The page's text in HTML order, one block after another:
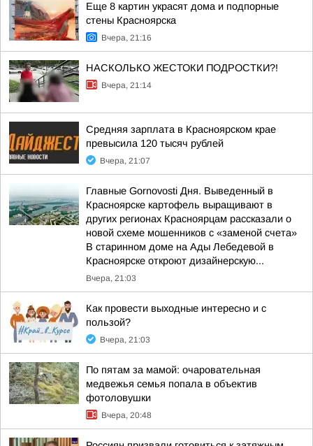
Еще 8 картин украсят дома и подпорные
стены Красноярска
Вчера, 21:16
НАСКОЛЬКО ЖЕСТОКИ ПОДРОСТКИ?!
Вчера, 21:14
Средняя зарплата в Красноярском крае
превысила 120 тысяч рублей
Вчера, 21:07
Главные Gornovosti Дня. Выведенный в
Красноярске картофель выращивают в
других регионах Красноярцам рассказали о
новой схеме мошенников с «заменой счета»
В старинном доме на Ады Лебедевой в
Красноярске откроют дизайнерскую...
Вчера, 21:03
Как провести выходные интересно и с
пользой?
Вчера, 21:03
По пятам за мамой: очаровательная
медвежья семья попала в объектив
фотоловушки
Вчера, 20:48